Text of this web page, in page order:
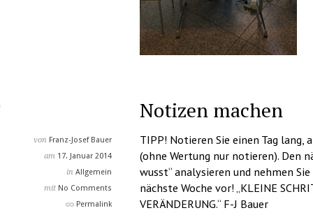
Notizen machen
von Franz-Josef Bauer
am 17. Januar 2014
in Allgemein
mit No Comments
Permalink
TIPP! Notieren Sie einen Tag lang,
(ohne Wertung nur notieren). Den
wusst“ analysieren und nehmen
nächste Woche vor! „KLEINE
VERÄNDERUNG.“ F-J Bauer